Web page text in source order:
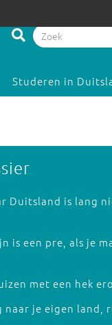
Studeren in
Duitsland is lang
is een pre, als je
met een hek
naar je eigen land,